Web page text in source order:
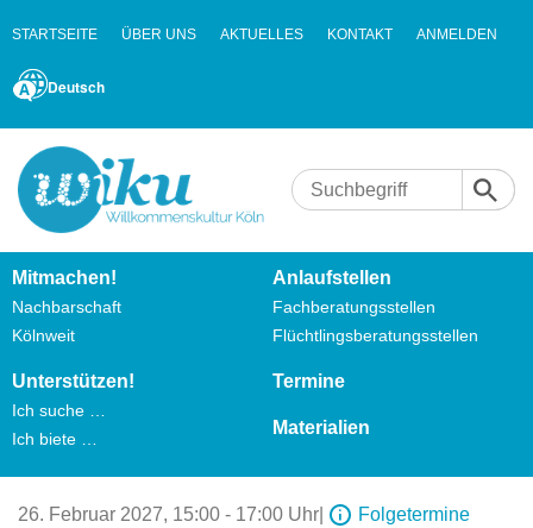
STARTSEITE ÜBER UNS AKTUELLES KONTAKT ANMELDEN
Deutsch
Mitmachen!
Nachbarschaft
Kölnweit
Anlaufstellen
Fachberatungsstellen
Flüchtlingsberatungsstellen
Unterstützen!
Ich suche …
Ich biete …
Termine
Materialien
26. Februar 2027, 15:00 - 17:00 Uhr Folgetermine